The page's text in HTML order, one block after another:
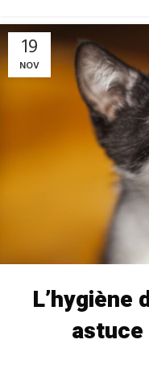
19
NOV
L’hygiène